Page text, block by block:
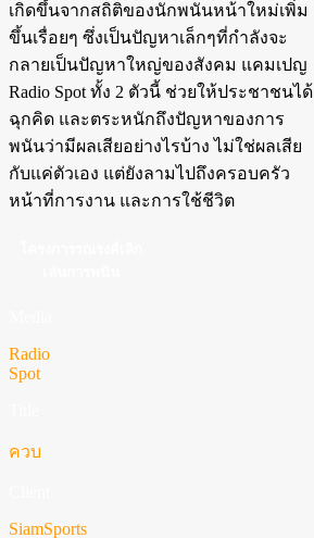
เกิดขึ้นจากสถิติของนักพนันหน้าใหม่เพิ่ม
ขึ้นเรื่อยๆ ซึ่งเป็นปัญหาเล็กๆที่กำลังจะ
กลายเป็นปัญหาใหญ่ของสังคม แคมเปญ
Radio Spot ทั้ง 2 ตัวนี้ ช่วยให้ประชาชนได้
ฉุกคิด และตระหนักถึงปัญหาของการ
พนันว่ามีผลเสียอย่างไรบ้าง ไม่ใช่ผลเสีย
กับแค่ตัวเอง แต่ยังลามไปถึงครอบครัว
หน้าที่การงาน และการใช้ชีวิต
Radio
Spot
ควบ
SiamSports